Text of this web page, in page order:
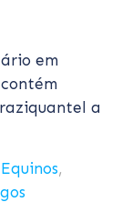
em
a
,